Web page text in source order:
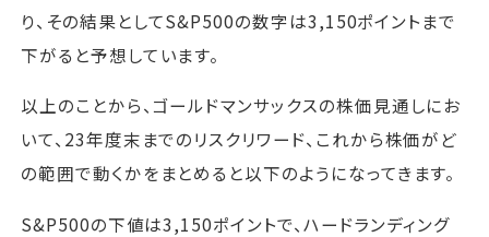
り、その結果としてS&P500の数字は3,150ポイントまで
下がると予想しています。
以上のことから、ゴールドマンサックスの株価見通しにお
いて、23年度末までのリスクリワード、これから株価がど
の範囲で動くかをまとめると以下のようになってきます。
S&P500の下値は3,150ポイントで、ハードランディング